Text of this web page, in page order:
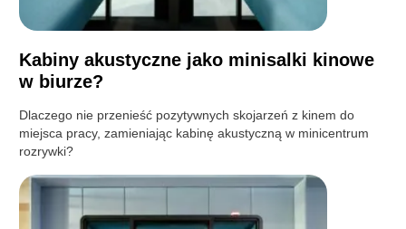
Kabiny akustyczne jako minisalki kinowe
w biurze?
Dlaczego nie przenieść pozytywnych skojarzeń z kinem do
miejsca pracy, zamieniając kabinę akustyczną w minicentrum
rozrywki?